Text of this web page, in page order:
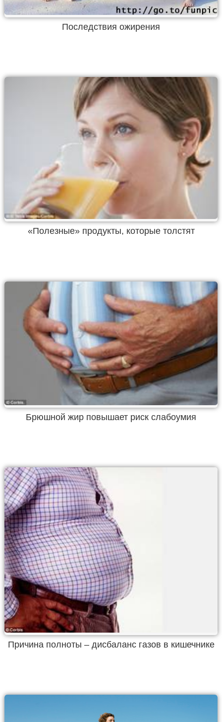
Последствия ожирения
«Полезные» продукты, которые толстят
Брюшной жир повышает риск слабоумия
Причина полноты – дисбаланс газов в кишечнике